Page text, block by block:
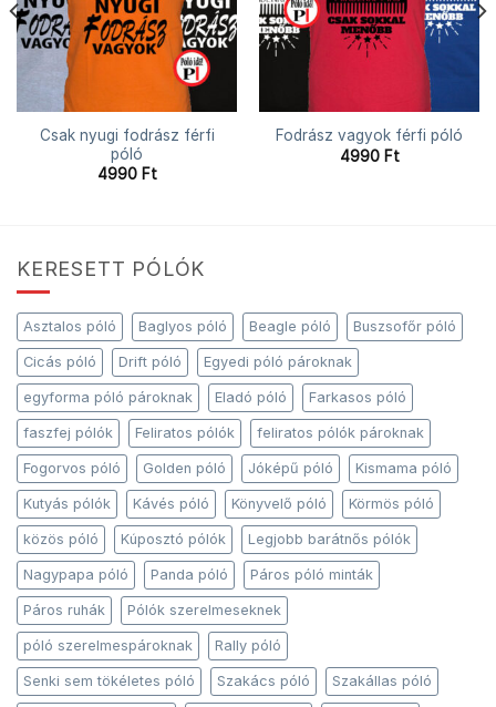
Csak nyugi fodrász férfi
póló
4990 Ft
Fodrász vagyok férfi póló
4990 Ft
KERESETT PÓLÓK
Asztalos póló Baglyos póló Beagle póló Buszsofőr póló
Cicás póló Drift póló Egyedi póló pároknak
egyforma póló pároknak Eladó póló Farkasos póló
faszfej pólók Feliratos pólók feliratos pólók pároknak
Fogorvos póló Golden póló Jóképű póló Kismama póló
Kutyás pólók Kávés póló Könyvelő póló Körmös póló
közös póló Kúposztó pólók Legjobb barátnős pólók
Nagypapa póló Panda póló Páros póló minták
Páros ruhák Pólók szerelmeseknek
póló szerelmespároknak Rally póló
Senki sem tökéletes póló Szakács póló Szakállas póló